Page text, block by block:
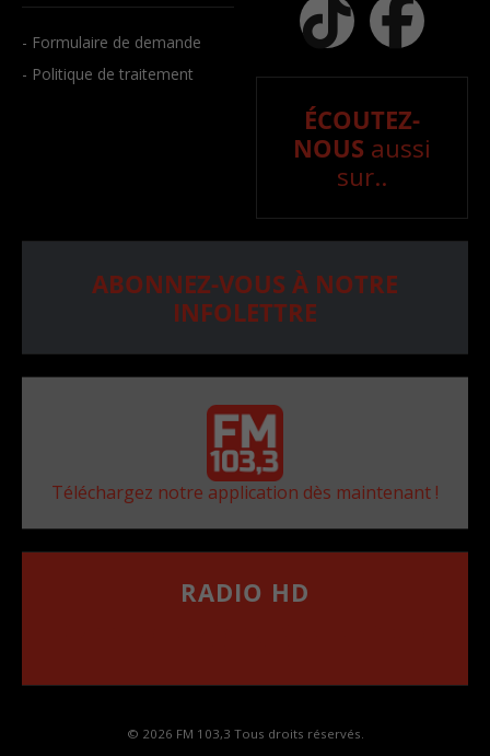
- Formulaire de demande
- Politique de traitement
ÉCOUTEZ-
NOUS aussi
sur..
ABONNEZ-VOUS À NOTRE
INFOLETTRE
Téléchargez notre application dès maintenant !
RADIO HD
© 2026 FM 103,3 Tous droits réservés.